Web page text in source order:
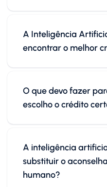
A Inteligência
encontrar o melhor
O que devo fazer
escolho o crédito
A inteligência
substituir o
humano?